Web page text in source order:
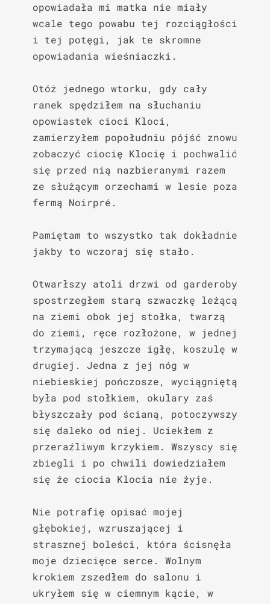
opowiadała mi matka nie miały
wcale tego powabu tej rozciągłości
i tej potęgi, jak te skromne
opowiadania wieśniaczki.
Otóż jednego wtorku, gdy cały
ranek spędziłem na słuchaniu
opowiastek cioci Kloci,
zamierzyłem popołudniu pójść znowu
zobaczyć ciocię Klocię i pochwalić
się przed nią nazbieranymi razem
ze służącym orzechami w lesie poza
fermą Noirpré.
Pamiętam to wszystko tak dokładnie
jakby to wczoraj się stało.
Otwarłszy atoli drzwi od garderoby
spostrzegłem starą szwaczkę leżącą
na ziemi obok jej stołka, twarzą
do ziemi, ręce rozłożone, w jednej
trzymającą jeszcze igłę, koszulę w
drugiej. Jedna z jej nóg w
niebieskiej pończosze, wyciągniętą
była pod stołkiem, okulary zaś
błyszczały pod ścianą, potoczywszy
się daleko od niej. Uciekłem z
przeraźliwym krzykiem. Wszyscy się
zbiegli i po chwili dowiedziałem
się że ciocia Klocia nie żyje.
Nie potrafię opisać mojej
głębokiej, wzruszającej i
strasznej boleści, która ścisnęła
moje dziecięce serce. Wolnym
krokiem zszedłem do salonu i
ukryłem się w ciemnym kącie, w